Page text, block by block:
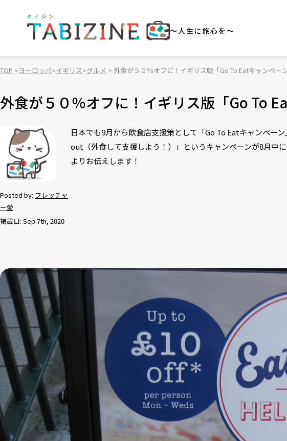
～人生に旅心を～
TOP ヨーロッパ イギリス グルメ 外食が５０％オフに！イギリス版「Go To Eatキャンペー
外食が５０％オフに！イギリス版「Go To
Posted by: フレッチャ
ー愛
掲載日: Sep 7th, 2020
日本でも9月から飲食店支援策として「Go To Eatキャンペ
out（外食して支援しよう！）」というキャンペーンが8月中
よりお伝えします！